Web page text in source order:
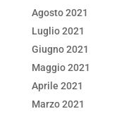
Agosto 2021
Luglio 2021
Giugno 2021
Maggio 2021
Aprile 2021
Marzo 2021